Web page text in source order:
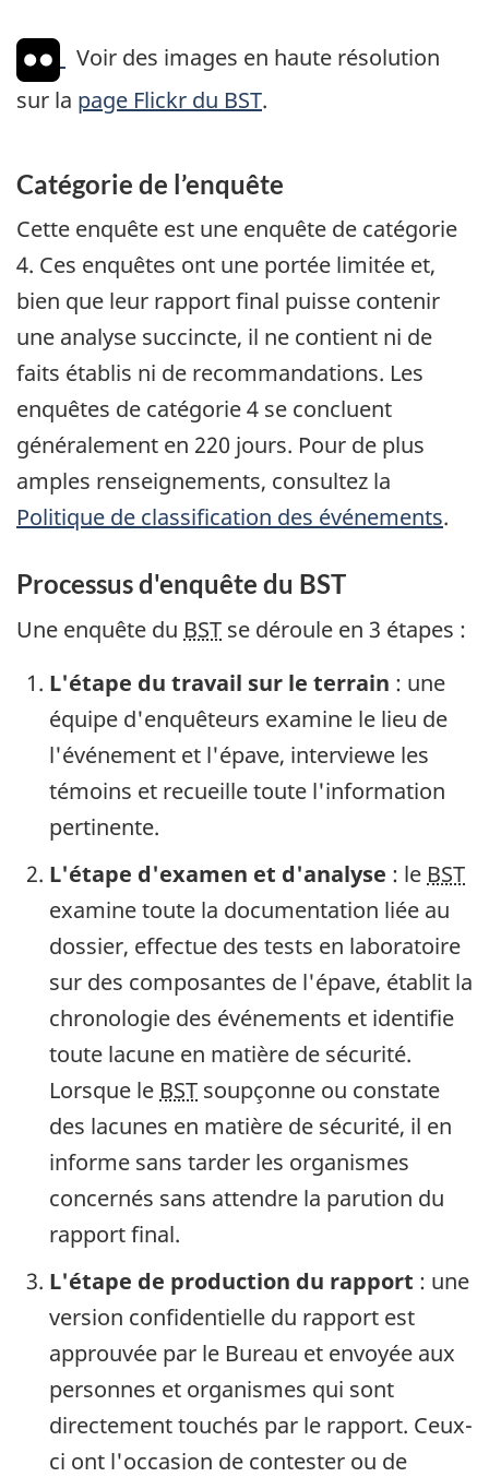
Voir des images en haute résolution
sur la page Flickr du BST.
Catégorie de l’enquête
Cette enquête est une enquête de catégorie
4. Ces enquêtes ont une portée limitée et,
bien que leur rapport final puisse contenir
une analyse succincte, il ne contient ni de
faits établis ni de recommandations. Les
enquêtes de catégorie 4 se concluent
généralement en 220 jours. Pour de plus
amples renseignements, consultez la
Politique de classification des événements.
Processus d'enquête du BST
Une enquête du BST se déroule en 3 étapes :
L'étape du travail sur le terrain : une
équipe d'enquêteurs examine le lieu de
l'événement et l'épave, interviewe les
témoins et recueille toute l'information
pertinente.
L'étape d'examen et d'analyse : le BST
examine toute la documentation liée au
dossier, effectue des tests en laboratoire
sur des composantes de l'épave, établit la
chronologie des événements et identifie
toute lacune en matière de sécurité.
Lorsque le BST soupçonne ou constate
des lacunes en matière de sécurité, il en
informe sans tarder les organismes
concernés sans attendre la parution du
rapport final.
L'étape de production du rapport : une
version confidentielle du rapport est
approuvée par le Bureau et envoyée aux
personnes et organismes qui sont
directement touchés par le rapport. Ceux-
ci ont l'occasion de contester ou de